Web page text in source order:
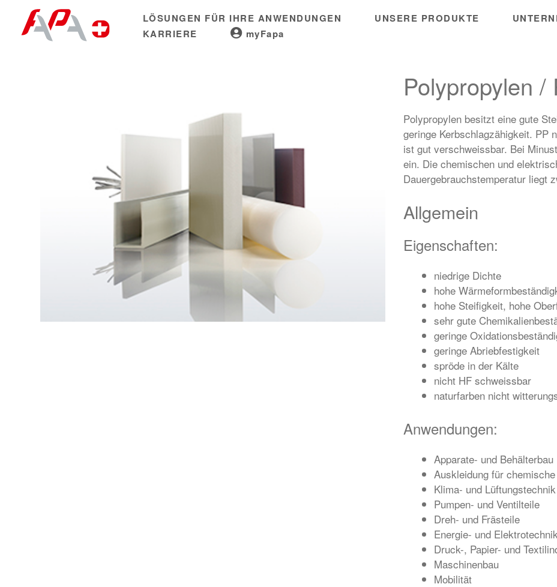
content
LÖSUNGEN FÜR IHRE ANWENDUNGEN UNSERE PRODUKTE
KARRIERE
myFapa
Polypropylen /
Polypropylen besitzt eine gute
geringe Kerbschlagzähigkeit. PP
ist gut verschweissbar. Bei
ein. Die chemischen und
Dauergebrauchstemperatur liegt
Allgemein
Eigenschaften:
niedrige Dichte
hohe
hohe Steifigkeit, hohe
sehr gute
geringe
geringe Abriebfestigkeit
spröde in der Kälte
nicht HF schweissbar
naturfarben nicht
Anwendungen:
Apparate- und Behälterbau
Auskleidung für
Klima- und Lüftungstechnik
Pumpen- und Ventilteile
Dreh- und Frästeile
Energie- und
Druck-, Papier- und
Maschinenbau
Mobilität